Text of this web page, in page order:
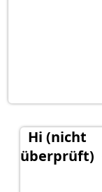
Hi (nicht
überprüft)